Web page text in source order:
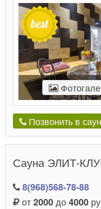
Позвонить в
Сауна ЭЛИТ-
8(968)568-78-88
от2000до4000